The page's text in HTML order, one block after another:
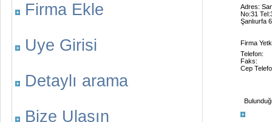
Firma Ekle
Uye Girisi
Detaylı arama
Bize Ulaşın
Adres:
No:31
Şanlıurfa
Firma
Telefon:
Faks:
Cep